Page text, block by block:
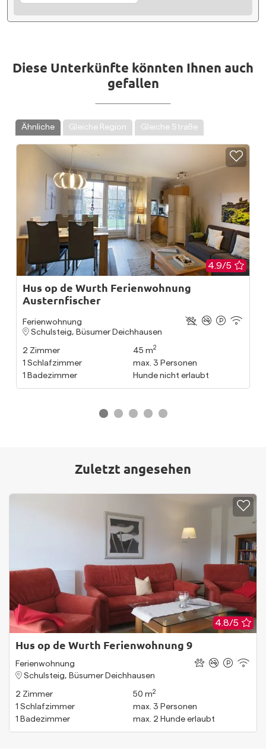
Diese Unterkünfte könnten Ihnen auch
gefallen
Ähnliche Gleiche Region Gleiche Straße
4.9/5
Hus op de Wurth Ferienwohnung
Austernfischer
Ferienwohnung
Schulsteig, Büsumer Deichhausen
2 Zimmer
1 Schlafzimmer
1 Badezimmer
45 m2
max. 3 Personen
Hunde nicht erlaubt
Zuletzt angesehen
4.8/5
Hus op de Wurth Ferienwohnung 9
Ferienwohnung
Schulsteig, Büsumer Deichhausen
2 Zimmer
1 Schlafzimmer
1 Badezimmer
50 m2
max. 3 Personen
max. 2 Hunde erlaubt